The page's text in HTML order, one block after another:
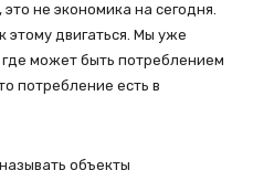
не экономика на сегодня.
двигаться. Мы уже
может быть потреблением
потребление есть в
объекты